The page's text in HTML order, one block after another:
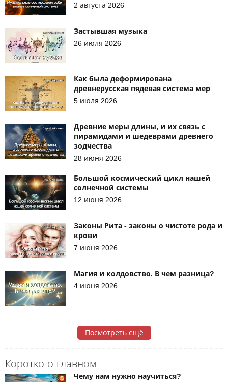
Коротко о главном
Чему нам нужно научиться?
2 августа 2026
Застывшая музыка
26 июля 2026
Как была деформирована
древнерусская пядевая система мер
5 июля 2026
Древние меры длины, и их связь с
пирамидами и шедеврами древнего
зодчества
28 июня 2026
Большой космический цикл нашей
солнечной системы
12 июня 2026
Законы Рита - законы о чистоте рода и
крови
7 июня 2026
Магия и колдовство. В чем разница?
4 июня 2026
Посмотреть ещё